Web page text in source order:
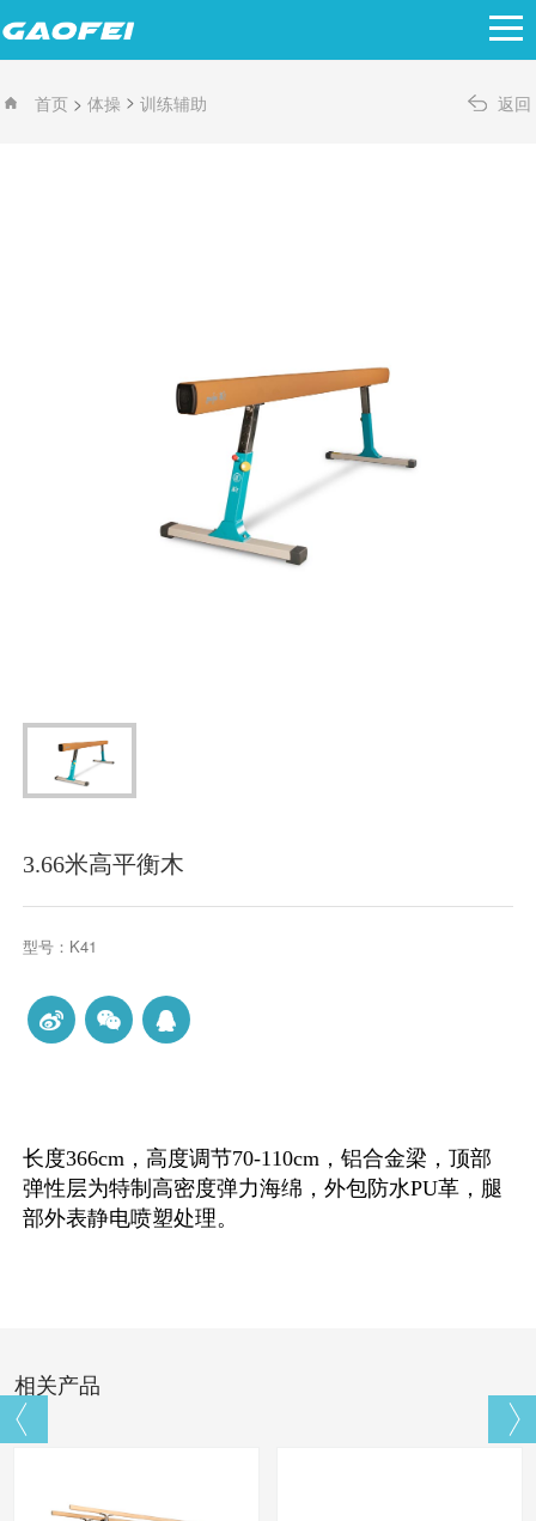
首页 > 体操 >训练辅助 返回
3.66米高平衡木
型号：K41
长度366cm，高度调节70-110cm，铝合金梁，顶部
弹性层为特制高密度弹力海绵，外包防水PU革，腿
部外表静电喷塑处理。
相关产品